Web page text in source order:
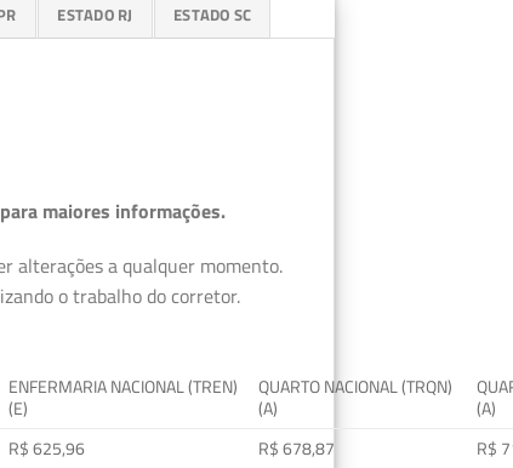
ESTADO RJ ESTADO SC
maiores informações.
alterações a qualquer momento.
o trabalho do corretor.
ENFERMARIA NACIONAL (TREN)
(E)
QUARTO NACIONAL (TRQN)
(A)
(A)
R$ 625,96 R$ 678,87
R$